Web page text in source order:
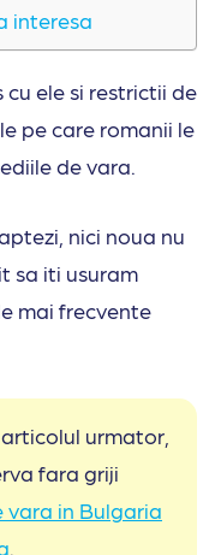
interesa
ele si restrictii de
pe care romanii le
de vara.
nici noua nu
sa iti usuram
mai frecvente
urmator,
fara griji
in Bulgaria